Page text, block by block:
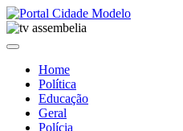
Home
Política
Educação
Geral
Polícia